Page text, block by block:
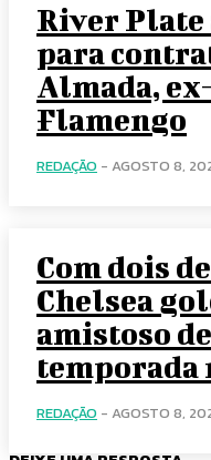
River Plate
para
Almada,
Flamengo
REDAÇÃO - AGOSTO 8,
Com dois
Chelsea
amistoso
temporada
REDAÇÃO - AGOSTO 8,